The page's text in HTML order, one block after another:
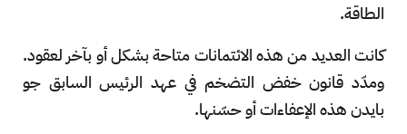
الطاقة.
كانت العديد من هذه الائتمانات متاحة بشكل أو بآخر لعقود.
ومدّد قانون خفض التضخم في عهد الرئيس السابق جو
بايدن هذه الإعفاءات أو حسّنها.